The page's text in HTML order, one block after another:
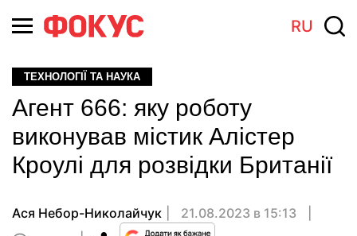
RU
ТЕХНОЛОГІЇ ТА НАУКА
Агент 666: яку роботу
виконував містик Алістер
Кроулі для розвідки Британії
Ася Небор-Николайчук
21.08.2023 в 15:13